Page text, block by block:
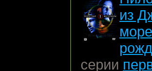
из
серии